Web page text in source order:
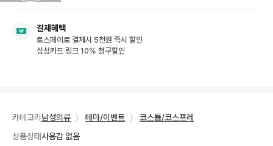
결제혜택
토스페이로 결제시 5천원 즉시 할인
삼성카드 링크 10% 청구할인
카테고리 남성의류 〉 테마/이벤트 〉
코스튬/코스프레
상품상태사용감 없음